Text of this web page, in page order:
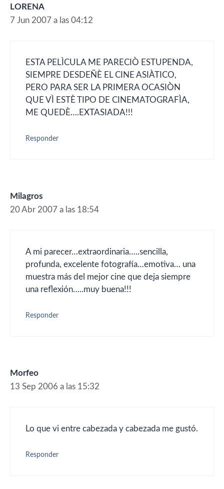
LORENA
7 Jun 2007 a las 04:12
ESTA PELÌCULA ME PARECIÒ ESTUPENDA,
SIEMPRE DESDEÑÈ EL CINE ASIÀTICO,
PERO PARA SER LA PRIMERA OCASIÒN
QUE VÌ ESTÈ TIPO DE CINEMATOGRAFÌA,
ME QUEDÈ….EXTASIADA!!!
Responder
Milagros
20 Abr 2007 a las 18:54
A mi parecer…extraordinaria…..sencilla,
profunda, excelente fotografía…emotiva… una
muestra más del mejor cine que deja siempre
una reflexión…..muy buena!!!
Responder
Morfeo
13 Sep 2006 a las 15:32
Lo que vi entre cabezada y cabezada me gustó.
Responder